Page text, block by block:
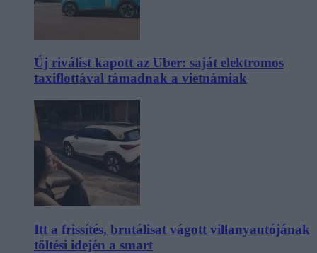
Új riválist kapott az Uber: saját elektromos
taxiflottával támadnak a vietnámiak
Itt a frissítés, brutálisat vágott villanyautójának
töltési idején a smart